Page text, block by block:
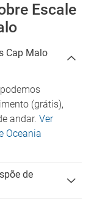
Escale
Cap Malo
(grátis),
andar. Ver
Oceania
de